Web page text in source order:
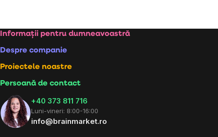
Subsol
Informații pentru dumneavoastră
Despre companie
Proiectele noastre
Persoană de contact
+40 373 811 716
Luni-vineri: 8:00-16:00
info@brainmarket.ro